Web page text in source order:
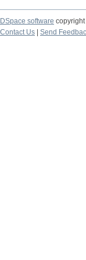
DSpace software
Contact Us
Send